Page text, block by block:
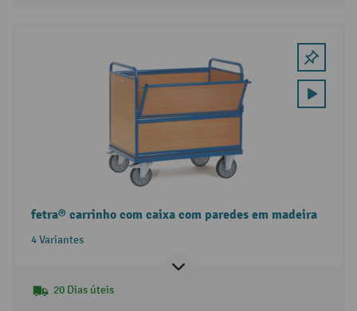
fetra® carrinho com caixa com paredes em madeira
4 Variantes
20 Dias úteis